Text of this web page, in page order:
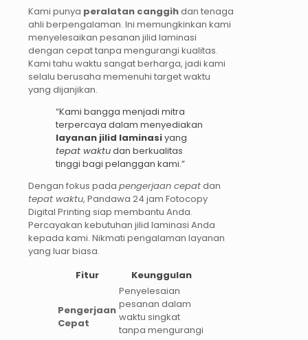
Kami punya peralatan canggihdan tenaga
ahli berpengalaman. Ini memungkinkan kami
menyelesaikan pesanan jilid laminasi
dengan cepat tanpa mengurangi kualitas.
Kami tahu waktu sangat berharga, jadi kami
selalu berusaha memenuhi target waktu
yang dijanjikan.
“Kami bangga menjadi mitra
terpercaya dalam menyediakan
layanan jilid laminasiyang
tepat waktudan berkualitas
tinggi bagi pelanggan kami.”
Dengan fokus pada pengerjaan cepatdan
tepat waktu, Pandawa 24 jam Fotocopy
Digital Printing siap membantu Anda.
Percayakan kebutuhan jilid laminasi Anda
kepada kami. Nikmati pengalaman layanan
yang luar biasa.
Fitur
Keunggulan
Pengerjaan
Cepat
Penyelesaian
pesanan dalam
waktu singkat
tanpa mengurangi